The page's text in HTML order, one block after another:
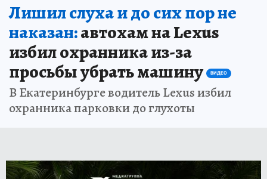
Лишил слуха и до сих пор не
наказан:автохам на Lexus
избил охранника из-за
просьбы убрать машину
ВИДЕО
В Екатеринбурге водитель Lexus избил
охранника парковки до глухоты